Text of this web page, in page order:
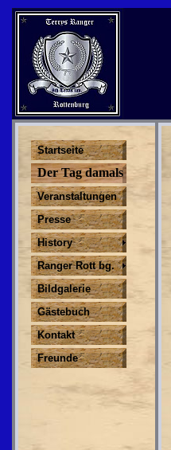
Startseite
Der Tag damals
Veranstaltungen
Presse
History
Ranger Rott bg.
Bildgalerie
Gästebuch
Kontakt
Freunde